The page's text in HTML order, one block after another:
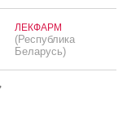
ЛЕКФАРМ
(Республика
Беларусь)